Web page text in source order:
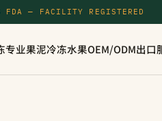
FDA — FACILITY REGISTERED
专业果泥冷冻水果OEM/ODM出口